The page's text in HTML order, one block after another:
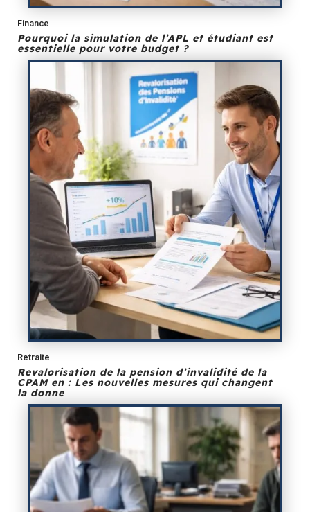
Finance
Pourquoi la simulation de l’APL et étudiant est
essentielle pour votre budget ?
Retraite
Revalorisation de la pension d’invalidité de la
CPAM en : Les nouvelles mesures qui changent
la donne